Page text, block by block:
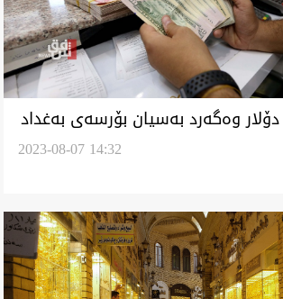
دۆلار وەگەرد بەسیان بۆرسەی بەغداد
2023-08-07 14:32